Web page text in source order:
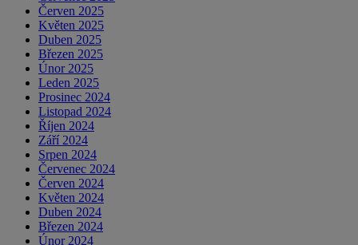
Červen 2025
Květen 2025
Duben 2025
Březen 2025
Únor 2025
Leden 2025
Prosinec 2024
Listopad 2024
Říjen 2024
Září 2024
Srpen 2024
Červenec 2024
Červen 2024
Květen 2024
Duben 2024
Březen 2024
Únor 2024